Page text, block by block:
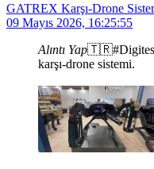
GATREX Karşı-Drone
09 Mayıs 2026, 16:25:55
Alıntı Yap
karşı-drone sistemi.